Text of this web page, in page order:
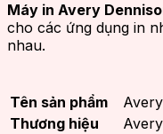
Máy in Avery
cho các ứng dụng in
nhau.
Tên sản phẩm
Thương hiệu
Avery